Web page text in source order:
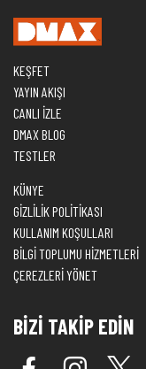
KEŞFET
YAYIN AKIŞI
CANLI İZLE
DMAX BLOG
TESTLER
KÜNYE
GİZLİLİK POLİTİKASI
KULLANIM KOŞULLARI
BİLGİ TOPLUMU HİZMETLERİ
ÇEREZLERİ YÖNET
BİZİ TAKİP EDİN